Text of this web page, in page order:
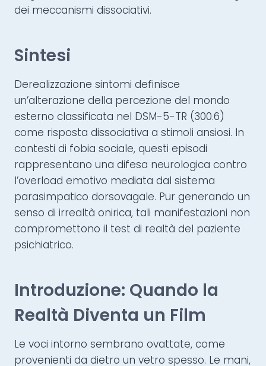
dei meccanismi dissociativi.
Sintesi
Derealizzazione sintomi definisce
un’alterazione della percezione del mondo
esterno classificata nel DSM-5-TR (300.6)
come risposta dissociativa a stimoli ansiosi. In
contesti di fobia sociale, questi episodi
rappresentano una difesa neurologica contro
l’overload emotivo mediata dal sistema
parasimpatico dorsovagale. Pur generando un
senso di irrealtà onirica, tali manifestazioni non
compromettono il test di realtà del paziente
psichiatrico.
Introduzione: Quando la
Realtà Diventa un Film
Le voci intorno sembrano ovattate, come
provenienti da dietro un vetro spesso. Le mani,